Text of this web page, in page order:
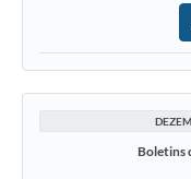
Boletins